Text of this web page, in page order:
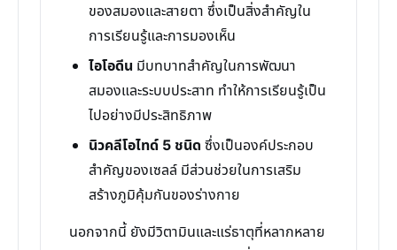
ของสมองและสายตา ซึ่งเป็นสิ่งสำคัญใน
การเรียนรู้และการมองเห็น
ไอโอดีน มีบทบาทสำคัญในการพัฒนา
สมองและระบบประสาท ทำให้การเรียนรู้เป็น
ไปอย่างมีประสิทธิภาพ
นิวคลีโอไทด์ 5 ชนิด ซึ่งเป็นองค์ประกอบ
สำคัญของเซลล์ มีส่วนช่วยในการเสริม
สร้างภูมิคุ้มกันของร่างกาย
นอกจากนี้ ยังมีวิตามินและแร่ธาตุที่หลากหลาย